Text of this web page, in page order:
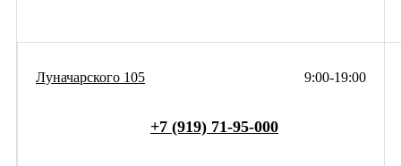
9:00-19:00
Луначарского 105
+7 (919) 71-95-000